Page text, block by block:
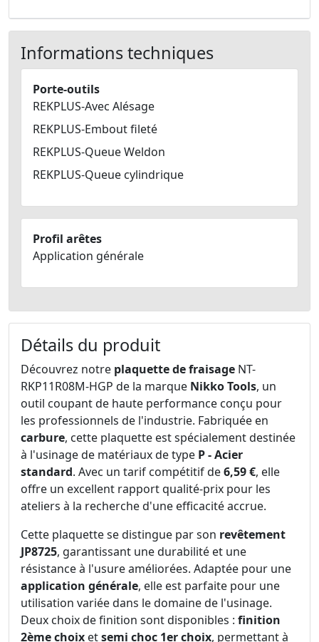
Informations techniques
Porte-outils
REKPLUS-Avec Alésage
REKPLUS-Embout fileté
REKPLUS-Queue Weldon
REKPLUS-Queue cylindrique
Profil arêtes
Application générale
Détails du produit
Découvrez notre plaquette de fraisage NT-
RKP11R08M-HGP de la marque Nikko Tools, un
outil coupant de haute performance conçu pour
les professionnels de l'industrie. Fabriquée en
carbure, cette plaquette est spécialement destinée
à l'usinage de matériaux de type P - Acier
standard. Avec un tarif compétitif de6,59 €, elle
offre un excellent rapport qualité-prix pour les
ateliers à la recherche d'une efficacité accrue.
Cette plaquette se distingue par son revêtement
JP8725, garantissant une durabilité et une
résistance à l'usure améliorées. Adaptée pour une
application générale, elle est parfaite pour une
utilisation variée dans le domaine de l'usinage.
Deux choix de finition sont disponibles : finition
2ème choix etsemi choc 1er choix, permettant à